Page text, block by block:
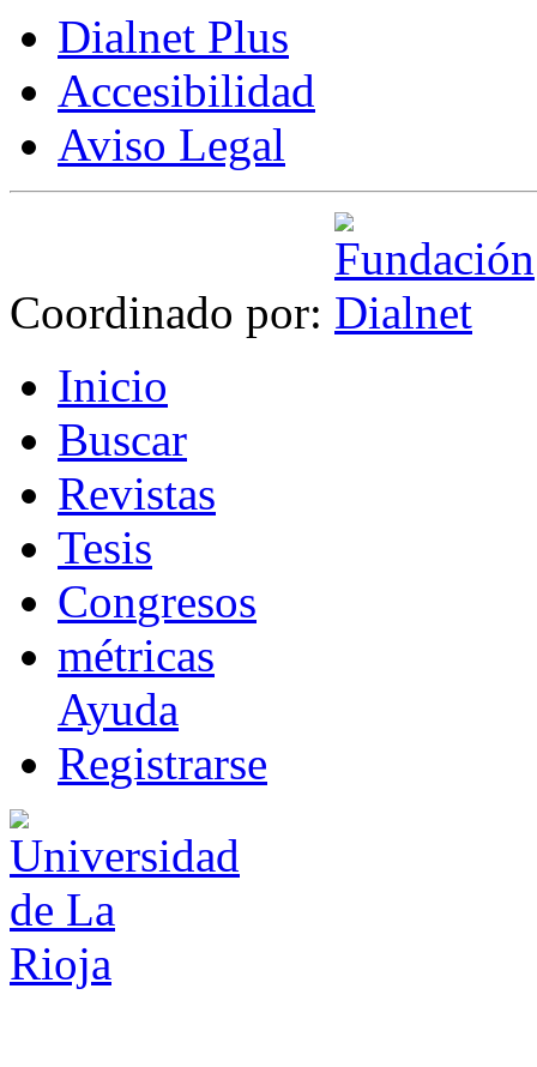
Dialnet Plus
Accesibilidad
Aviso Legal
Coordinado por:
Inicio
Buscar
Revistas
Tesis
Congresos
métricas
Ayuda
Registrarse